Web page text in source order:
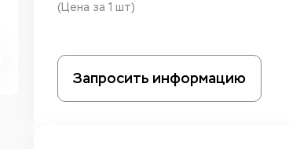
(Цена за 1 шт)
Запросить информацию